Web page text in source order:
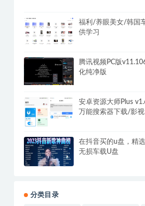
福利/养眼美女/韩国
供学习
腾讯视频PC版
化纯净版
安卓资源大师Plus
万能搜索器下载/影
在抖音买的u盘，精
无损车载U盘
分类目录